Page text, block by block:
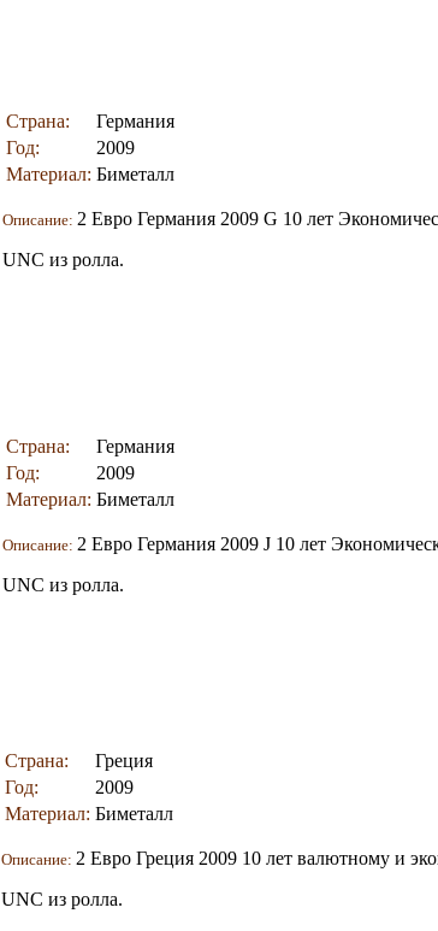
Страна:
Германия
Год:
2009
Материал: Биметалл
Описание: 2 Евро Германия 2009 G 10 лет
UNC из ролла.
Страна:
Германия
Год:
2009
Материал: Биметалл
Описание: 2 Евро Германия 2009 J 10 лет
UNC из ролла.
Страна:
Греция
Год:
2009
Материал: Биметалл
Описание: 2 Евро Греция 2009 10 лет валютному и
UNC из ролла.